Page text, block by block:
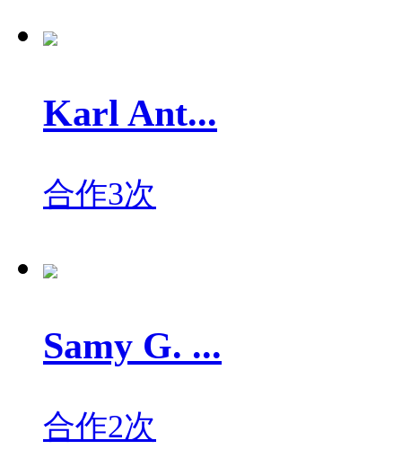
Karl Ant...
合作3次
Samy G. ...
合作2次